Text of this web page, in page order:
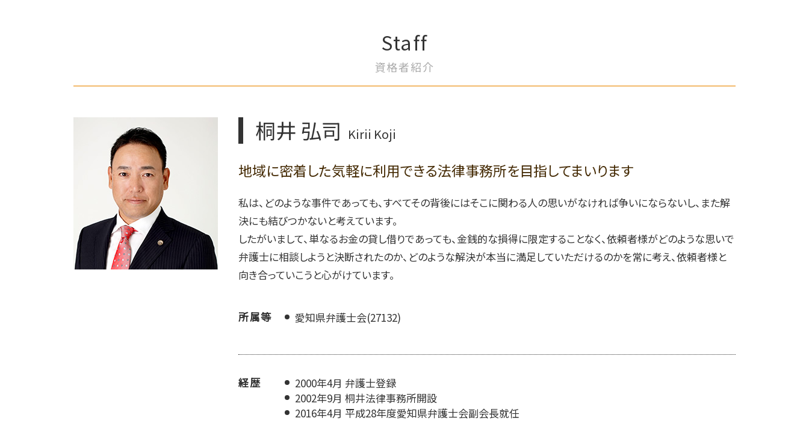
遺言書 効力
連れ子 相続
遺留分 請求したい
相続財産 分け方
相続 遺産分割 弁護士
離婚 相談 弁護士
浮気相手 証拠
離婚 財産分与
夫婦 別居費用 請求
離婚 養育費 弁護士
離婚調停 弁護士
離婚 子供の親権
自己破産 費用
自己破産 弁護士に依頼
企業リスクマネジメント 弁護士
企業法務 弁護士 顧問
消費者契約法 弁護士 企業相談
債権回収 弁護士 相談
契約書作成 弁護士 コンプライアンス
不利益変更 労働条件
労務労災管理 弁護士 コンプライアン
労務トラブル 弁護士
事業承継 弁護士 相談
不正行為防止策 弁護士
一宮市 不動産売買トラブル 弁護士
岡崎市 浮気相手 証拠
春日井市 自己破産 審査基準
Staff
資格者紹介
桐井 弘司 Kirii Koji
地域に密着した気軽に利用できる法律事務所を目指してまいります
私は、どのような事件であっても、すべてその背後にはそこに関わる人の思いがなければ争いにならないし、また解
決にも結びつかないと考えています。
したがいまして、単なるお金の貸し借りであっても、金銭的な損得に限定することなく、依頼者様がどのような思いで
弁護士に相談しようと決断されたのか、どのような解決が本当に満足していただけるのかを常に考え、依頼者様と
向き合っていこうと心がけています。
所属等 愛知県弁護士会(27132)
経歴
2000年4月 弁護士登録
2002年9月 桐井法律事務所開設
2016年4月 平成28年度愛知県弁護士会副会長就任